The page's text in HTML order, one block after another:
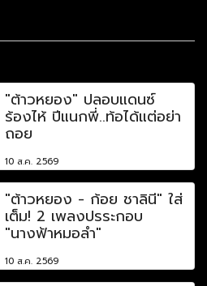
"ต้าวหยอง" ปลอบแดนซ์
ร้องไห้ ปีแนกพี่..ท้อได้แต่อย่า
ถอย
10 ส.ค. 2569
"ต้าวหยอง - ก้อย ชาลินี" ใส่
เต็ม! 2 เพลงปรระกอบ
"นางฟ้าหมอลำ"
10 ส.ค. 2569